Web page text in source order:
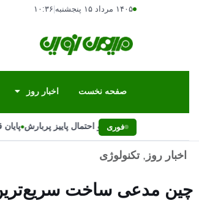
۱۴۰۵ مرداد ۱۵ پنجشنبه ۱۰:۳۶
صفحه نخست اخبار روز
فوری
تغییر ناگهانی بارش‌ها و احتمال پاییز پربارش•پایان
اخبار روز , تکنولوژی
چین مدعی ساخت سریع‌ترین شبکه